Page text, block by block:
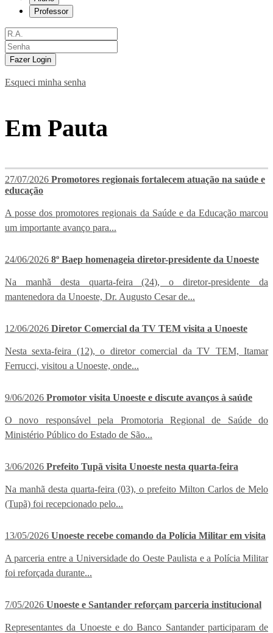
Professor
Fazer Login
Esqueci minha senha
Em Pauta
27/07/2026 Promotores regionais fortalecem atuação na saúde e
educação
A posse dos promotores regionais da Saúde e da Educação marcou
um importante avanço para...
24/06/2026 8º Baep homenageia diretor-presidente da Unoeste
Na manhã desta quarta-feira (24), o diretor-presidente da
mantenedora da Unoeste, Dr. Augusto Cesar de...
12/06/2026 Diretor Comercial da TV TEM visita a Unoeste
Nesta sexta-feira (12), o diretor comercial da TV TEM, Itamar
Ferrucci, visitou a Unoeste, onde...
9/06/2026 Promotor visita Unoeste e discute avanços à saúde
O novo responsável pela Promotoria Regional de Saúde do
Ministério Público do Estado de São...
3/06/2026 Prefeito Tupã visita Unoeste nesta quarta-feira
Na manhã desta quarta-feira (03), o prefeito Milton Carlos de Melo
(Tupã) foi recepcionado pelo...
13/05/2026 Unoeste recebe comando da Polícia Militar em visita
A parceria entre a Universidade do Oeste Paulista e a Polícia Militar
foi reforçada durante...
7/05/2026 Unoeste e Santander reforçam parceria institucional
Representantes da Unoeste e do Banco Santander participaram de